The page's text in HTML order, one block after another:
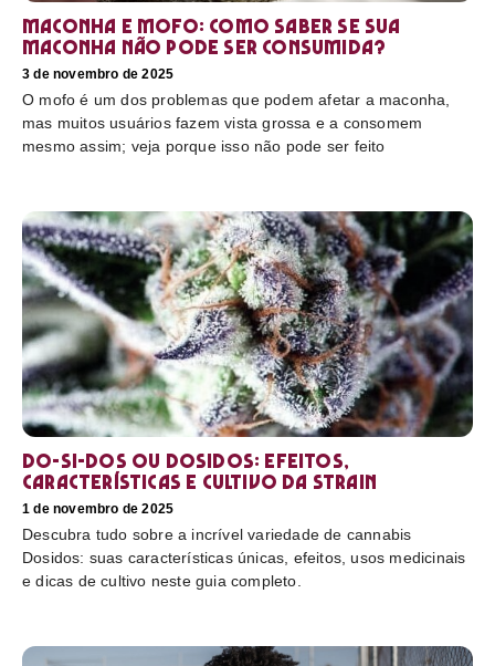
Maconha e mofo: como saber se sua
maconha não pode ser consumida?
3 de novembro de 2025
O mofo é um dos problemas que podem afetar a maconha,
mas muitos usuários fazem vista grossa e a consomem
mesmo assim; veja porque isso não pode ser feito
Do-Si-Dos ou Dosidos: efeitos,
características e cultivo da strain
1 de novembro de 2025
Descubra tudo sobre a incrível variedade de cannabis
Dosidos: suas características únicas, efeitos, usos medicinais
e dicas de cultivo neste guia completo.